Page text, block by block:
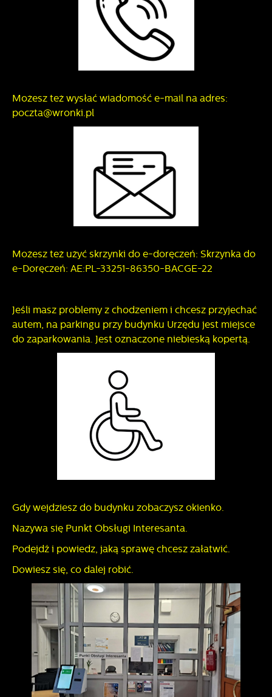
Możesz też wysłać wiadomość e-mail na adres:
poczta@wronki.pl
Możesz też użyć skrzynki do e-doręczeń: Skrzynka do
e-Doręczeń: AE:PL-33251-86350-BACGE-22
Jeśli masz problemy z chodzeniem i chcesz przyjechać
autem, na parkingu przy budynku Urzędu jest miejsce
do zaparkowania. Jest oznaczone niebieską kopertą.
Gdy wejdziesz do budynku zobaczysz okienko.
Nazywa się Punkt Obsługi Interesanta.
Podejdź i powiedz, jaką sprawę chcesz załatwić.
Dowiesz się, co dalej robić.